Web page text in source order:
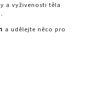
a vyživenosti těla
.
a udělejte něco pro